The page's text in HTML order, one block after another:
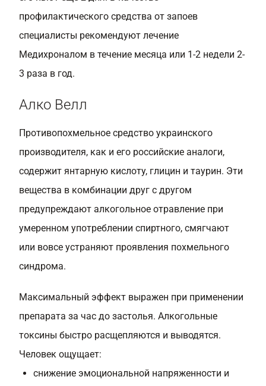
профилактического средства от запоев
специалисты рекомендуют лечение
Медихроналом в течение месяца или 1-2 недели 2-
3 раза в год.
Алко Велл
Противопохмельное средство украинского
производителя, как и его российские аналоги,
содержит янтарную кислоту, глицин и таурин. Эти
вещества в комбинации друг с другом
предупреждают алкогольное отравление при
умеренном употреблении спиртного, смягчают
или вовсе устраняют проявления похмельного
синдрома.
Максимальный эффект выражен при применении
препарата за час до застолья. Алкогольные
токсины быстро расщепляются и выводятся.
Человек ощущает:
снижение эмоциональной напряженности и